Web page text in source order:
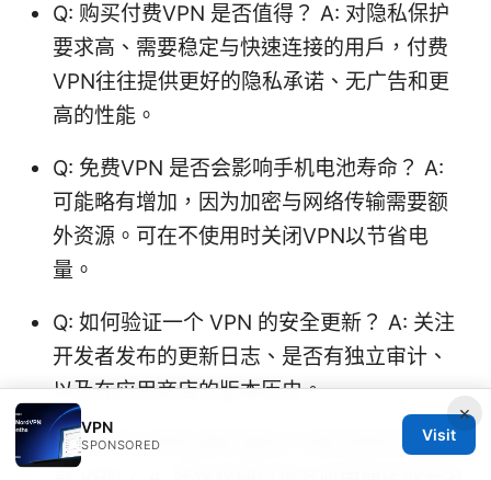
Q: 购买付费VPN 是否值得？ A: 对隐私保护
要求高、需要稳定与快速连接的用户，付费
VPN往往提供更好的隐私承诺、无广告和更
高的性能。
Q: 免费VPN 是否会影响手机电池寿命？ A:
可能略有增加，因为加密与网络传输需要额
外资源。可在不使用时关闭VPN以节省电
量。
Q: 如何验证一个 VPN 的安全更新？ A: 关注
开发者发布的更新日志、是否有独立审计、
以及在应用商店的版本历史。
Q: 是否有值得信赖的离线下载资源来安装安
×
VPN
SPONSORED
Visit